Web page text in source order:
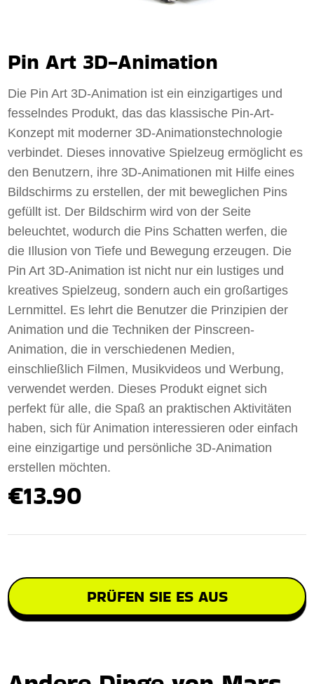
Pin Art 3D-Animation
Die Pin Art 3D-Animation ist ein einzigartiges und
fesselndes Produkt, das das klassische Pin-Art-
Konzept mit moderner 3D-Animationstechnologie
verbindet. Dieses innovative Spielzeug ermöglicht es
den Benutzern, ihre 3D-Animationen mit Hilfe eines
Bildschirms zu erstellen, der mit beweglichen Pins
gefüllt ist. Der Bildschirm wird von der Seite
beleuchtet, wodurch die Pins Schatten werfen, die
die Illusion von Tiefe und Bewegung erzeugen. Die
Pin Art 3D-Animation ist nicht nur ein lustiges und
kreatives Spielzeug, sondern auch ein großartiges
Lernmittel. Es lehrt die Benutzer die Prinzipien der
Animation und die Techniken der Pinscreen-
Animation, die in verschiedenen Medien,
einschließlich Filmen, Musikvideos und Werbung,
verwendet werden. Dieses Produkt eignet sich
perfekt für alle, die Spaß an praktischen Aktivitäten
haben, sich für Animation interessieren oder einfach
eine einzigartige und persönliche 3D-Animation
erstellen möchten.
€13.90
PRÜFEN SIE ES AUS